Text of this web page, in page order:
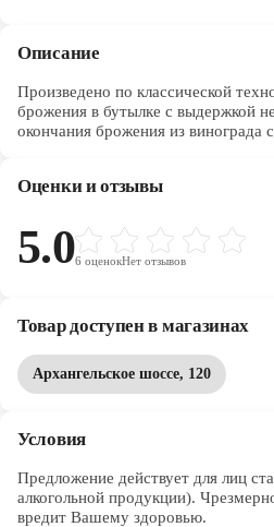
Описание
Произведено по классической
брожения в бутылке с выдержкой
окончания брожения из винограда
Цвет светло-соломенный. Букет
подчеркнутыми минеральной
свежий, бархатистый с долгим
Тонкая жемчужная пена и долгая
случаев. Наиболее изысканный
Температура подачи 6-8 ?С.
Состав: виноград сорта Пино Нуар;
Оценки и отзывы
5.06 оценокНет отзывов
Товар доступен в магазинах
Архангельское шоссе, 120
Условия
Предложение действует для лиц
алкогольной продукции).
вредит Вашему здоровью.